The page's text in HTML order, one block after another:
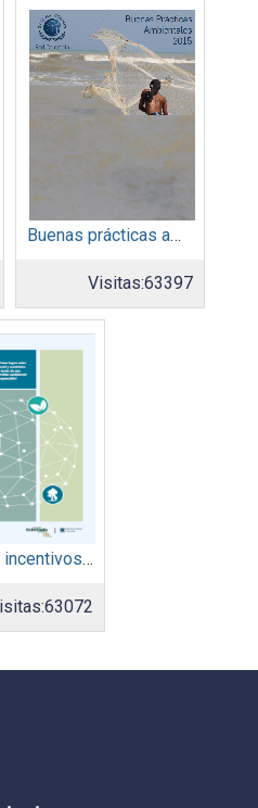
Buenas prácticas ambientales 2015
Visitas:63397
Casos de incentivos sociales y de mercadeo
63072